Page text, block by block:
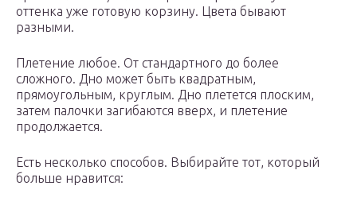
оттенка уже готовую корзину. Цвета бывают
разными.
Плетение любое. От стандартного до более
сложного. Дно может быть квадратным,
прямоугольным, круглым. Дно плетется плоским,
затем палочки загибаются вверх, и плетение
продолжается.
Есть несколько способов. Выбирайте тот, который
больше нравится: